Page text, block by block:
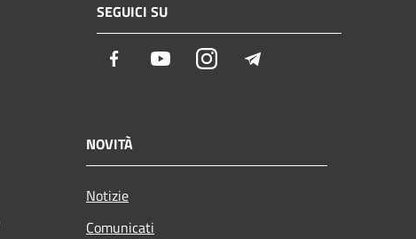
SEGUICI SU
Facebook YoutubeInstagram
NOVITÀ
Notizie
Comunicati